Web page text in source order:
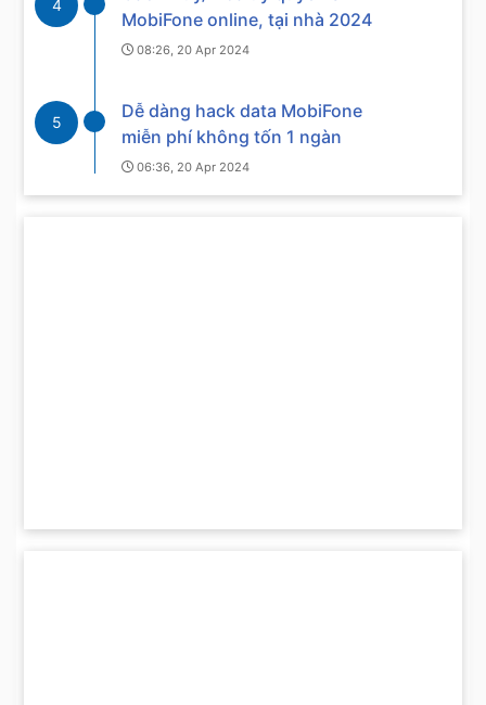
4
MobiFone online, tại nhà 2024
08:26, 20 Apr 2024
5
Dễ dàng hack data MobiFone
miễn phí không tốn 1 ngàn
06:36, 20 Apr 2024